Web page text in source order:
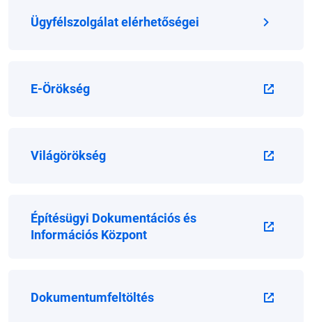
Ügyfélszolgálat elérhetőségei
E-Örökség
Világörökség
Építésügyi Dokumentációs és
Információs Központ
Dokumentumfeltöltés